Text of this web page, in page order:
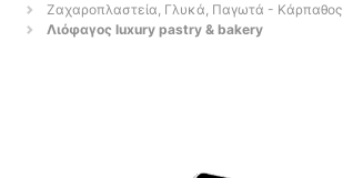
Ζαχαροπλαστεία, Γλυκά, Παγωτά - Κάρπαθος
Λιόφαγος luxury pastry & bakery